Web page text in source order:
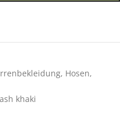
, Hosen,
khaki